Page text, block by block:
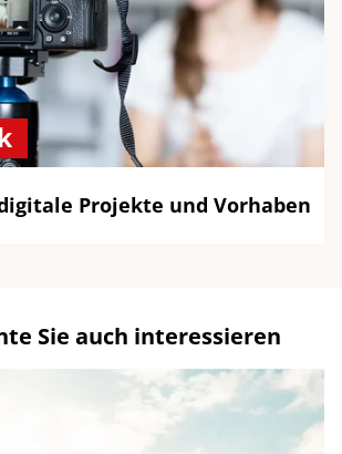
Projekte und Vorhaben
Sie auch interessieren